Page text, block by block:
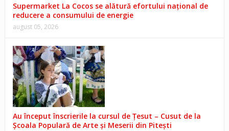
Supermarket La Cocos se alătură efortului național de
reducere a consumului de energie
august 05, 2026
Au început înscrierile la cursul de Țesut – Cusut de la
Școala Populară de Arte și Meserii din Pitești